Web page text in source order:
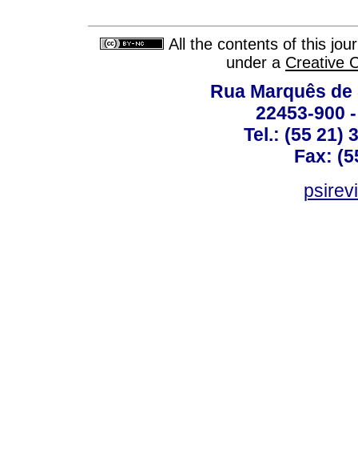
All the contents of this
under a Creative
Rua Marquês de
22453-900
Tel.: (55 21)
Fax: